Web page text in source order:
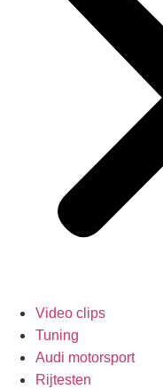
Video clips
Tuning
Audi motorsport
Rijtesten